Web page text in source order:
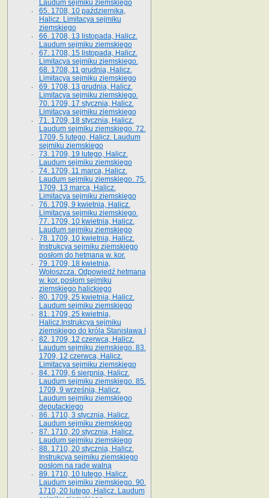
Laudum sejmiku ziemskiego
65­. 1708, 10 października,
Halicz. Limitacya sejmiku
ziemskiego
66. 1708, 13 listopada, Halicz.
Laudum sejmiku ziemskiego
67. 1708, 15 listopada, Halicz.
Limitacya sejmiku ziemskiego.
68. 1708, 11 grudnia, Halicz.
Limitacya sejmiku ziemskiego
69. 1708, 13 grudnia, Halicz.
Limitacya sejmiku ziemskiego.
70. 1709, 17 stycznia, Halicz.
Limitacya sejmiku ziemskiego
71. 1709, 18 stycznia, Halicz.
Laudum sejmiku ziemskiego. 72.
1709, 5 lutego, Halicz. Laudum
sejmiku ziemskiego
73. 1709, 19 lutego, Halicz.
Laudum sejmiku ziemskiego
74. 1709, 11 marca, Halicz.
Laudum sejmiku ziemskiego. 75.
1709, 13 marca, Halicz.
Limitacya sejmiku ziemskiego
76. 1709, 9 kwietnia, Halicz.
Limitacya sejmiku ziemskiego.
77. 1709, 10 kwietnia, Halicz.
Laudum sejmiku ziemskiego
78. 1709, 10 kwietnia, Halicz.
Instrukcya sejmiku ziemskiego
posłom do hetmana w. kor.
79. 1709, 18 kwietnia,
Wołoszcza. Odpowiedź hetmana
w. kor. posłom sejmiku
ziemskiego halickiego
80. 1709, 25 kwietnia, Halicz.
Laudum sejmiku ziemskiego
81. 1709, 25 kwietnia,
Halicz.Instrukcya sejmiku
ziemskiego do króla Stanisława I
82. 1709, 12 czerwca, Halicz.
Laudum sejmiku ziemskiego. 83.
1709, 12 czerwca, Halicz.
Limitacya sejmiku ziemskiego
84. 1709, 6 sierpnia, Halicz.
Laudum sejmiku ziemskiego. 85.
1709, 9 września, Halicz.
Laudum sejmiku ziemskiego
deputackiego
86. 1710, 3 stycznia, Halicz.
Laudum sejmiku ziemskiego
87. 1710, 20 stycznia, Halicz.
Laudum sejmiku ziemskiego
88. 1710, 20 stycznia, Halicz.
Instrukcya sejmiku ziemskiego
posłom na radę walną
89. 1710, 10 lutego, Halicz.
Laudum sejmiku ziemskiego. 90.
1710, 20 lutego, Halicz. Laudum